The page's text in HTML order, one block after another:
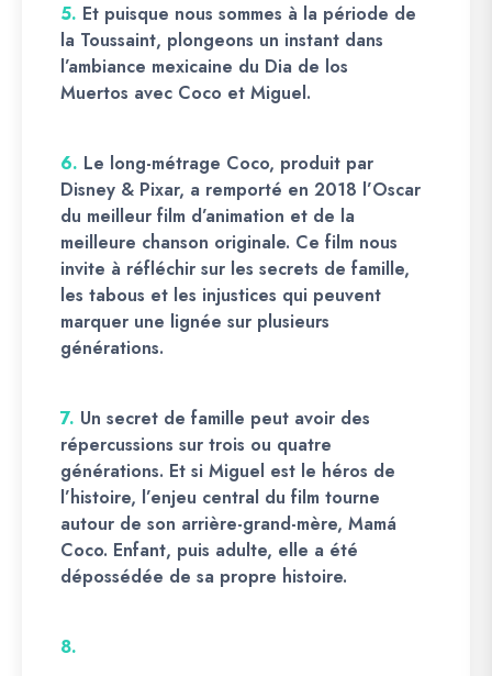
5. Et puisque nous sommes à la période de
la Toussaint, plongeons un instant dans
l’ambiance mexicaine du Dia de los
Muertos avec Coco et Miguel.
6. Le long-métrage Coco, produit par
Disney & Pixar, a remporté en 2018 l’Oscar
du meilleur film d’animation et de la
meilleure chanson originale. Ce film nous
invite à réfléchir sur les secrets de famille,
les tabous et les injustices qui peuvent
marquer une lignée sur plusieurs
générations.
7. Un secret de famille peut avoir des
répercussions sur trois ou quatre
générations. Et si Miguel est le héros de
l’histoire, l’enjeu central du film tourne
autour de son arrière-grand-mère, Mamá
Coco. Enfant, puis adulte, elle a été
dépossédée de sa propre histoire.
8.